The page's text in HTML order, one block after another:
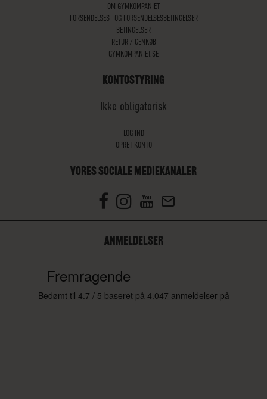
OM GYMKOMPANIET
FORSENDELSES- OG FORSENDELSESBETINGELSER
BETINGELSER
RETUR / GENKØB
GYMKOMPANIET.SE
KONTOSTYRING
Ikke obligatorisk
LOG IND
OPRET KONTO
VORES SOCIALE MEDIEKANALER
ANMELDELSER